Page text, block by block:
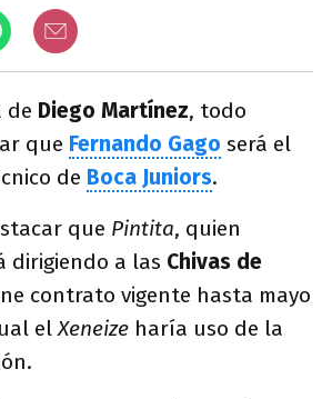
de Diego Martínez, todo
que Fernando Gago será el
de Boca Juniors.
que Pintita, quien
dirigiendo a las Chivas de
contrato vigente hasta mayo
elXeneize haría uso de la